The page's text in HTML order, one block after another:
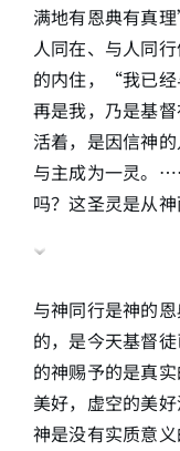
满地有恩典有真
人同在、与人同
的内住，“我已经
再是我，乃是基
活着，是因信神
与主成为一灵。
吗？这圣灵是从
与神同行是神的
的，是今天基督
的神赐予的是真
美好，虚空的美
神是没有实质意